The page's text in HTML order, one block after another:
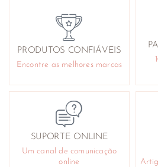
Ouvidos
Pés
Queimaduras e
Reafirmantes e
Sabonetes e géis de
Cuidado Facial
Acne
Antirrugas
Contorno de olhos
Desmaquilhantes
PRODUTOS CONFIÁVEIS
Encontre as melhores marcas
SUPORTE ONLINE
Um canal de comunicação
online